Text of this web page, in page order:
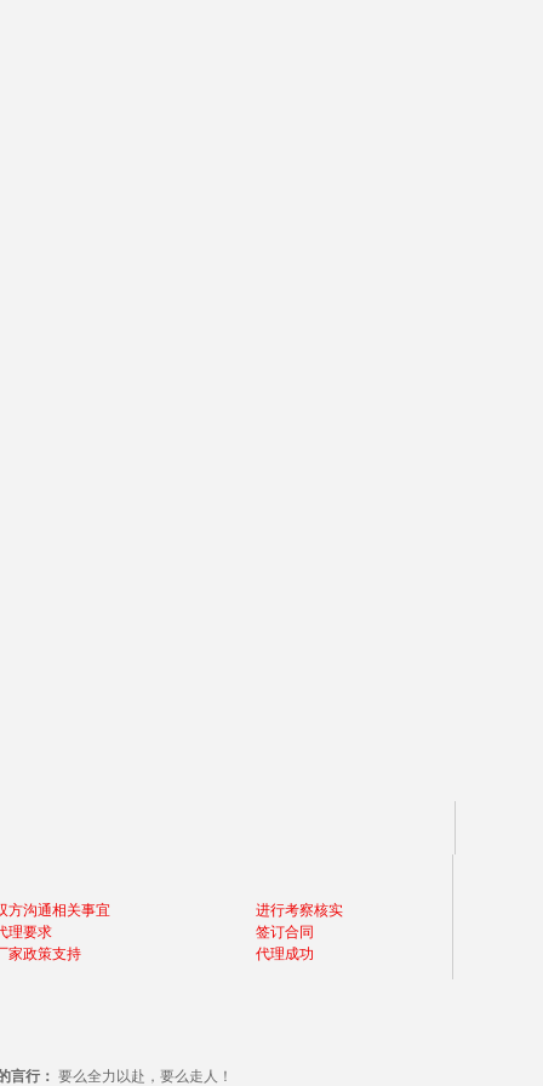
方沟通相关事宜
理要求
家政策支持
进行考察核实
签订合同
代理成功
言行： 要么全力以赴，要么走人！